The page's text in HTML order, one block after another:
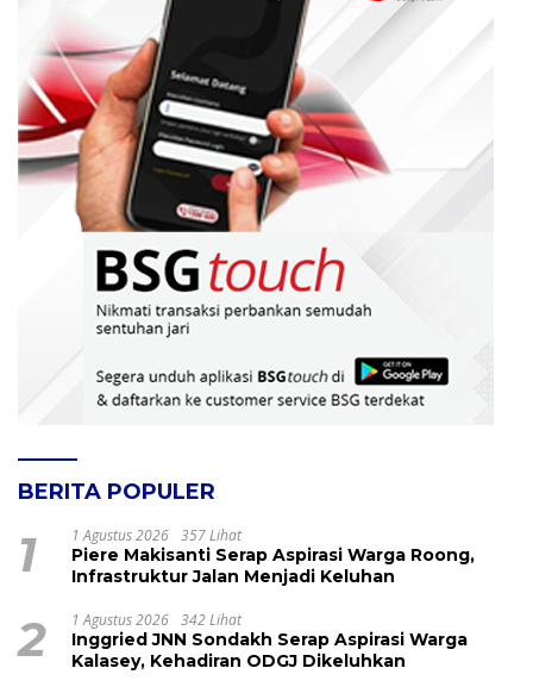
BERITA POPULER
1 1 Agustus 2026 357 Lihat
Piere Makisanti Serap Aspirasi Warga Roong,
Infrastruktur Jalan Menjadi Keluhan
2 1 Agustus 2026 342 Lihat
Inggried JNN Sondakh Serap Aspirasi Warga
Kalasey, Kehadiran ODGJ Dikeluhkan